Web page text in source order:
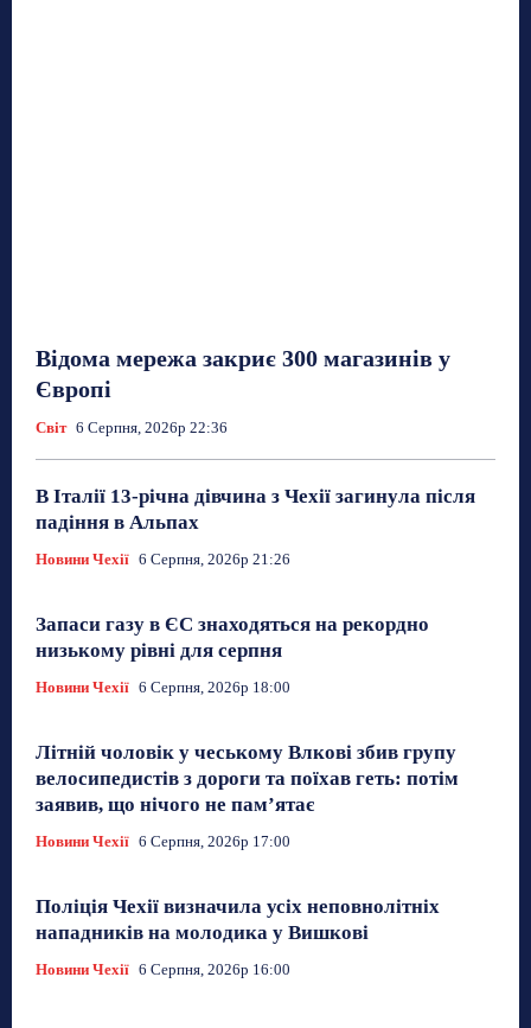
Відома мережа закриє 300 магазинів у
Європі
Світ 6 Серпня, 2026р 22:36
В Італії 13-річна дівчина з Чехії загинула після
падіння в Альпах
Новини Чехії 6 Серпня, 2026р 21:26
Запаси газу в ЄС знаходяться на рекордно
низькому рівні для серпня
Новини Чехії 6 Серпня, 2026р 18:00
Літній чоловік у чеському Влкові збив групу
велосипедистів з дороги та поїхав геть: потім
заявив, що нічого не пам’ятає
Новини Чехії 6 Серпня, 2026р 17:00
Поліція Чехії визначила усіх неповнолітніх
нападників на молодика у Вишкові
Новини Чехії 6 Серпня, 2026р 16:00